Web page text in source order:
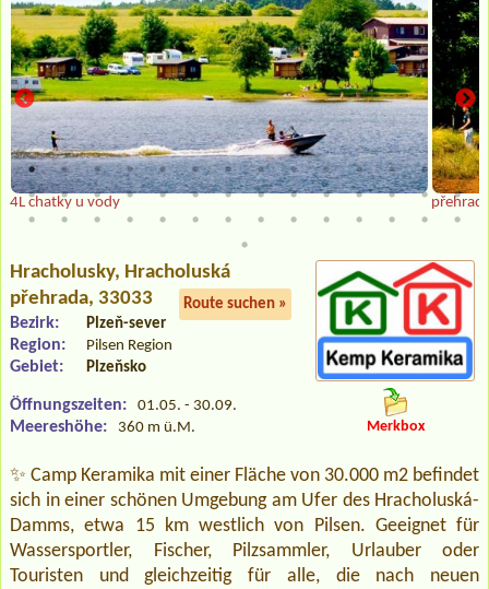
4L chatky u vody
Hracholusky, Hracholuská
přehrada, 33033
Route suchen »
Bezirk: Plzeň-sever
Region: Pilsen Region
Gebiet: Plzeňsko
Öffnungszeiten: 01.05. - 30.09.
Meereshöhe: 360 m ü.M. Merkbox
✨ Camp Keramika mit einer Fläche von 30.000 m2 befindet
sich in einer schönen Umgebung am Ufer des Hracholuská-
Damms, etwa 15 km westlich von Pilsen. Geeignet für
Wassersportler, Fischer, Pilzsammler, Urlauber oder
Touristen und gleichzeitig für alle, die nach neuen